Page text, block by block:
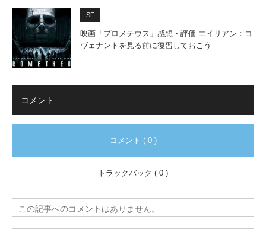
SF
映画「プロメテウス」感想・評価‐エイリアン：コ
ヴェナントを見る前に復習しておこう
コメント
コメント ( 0 )
トラックバック ( 0 )
この記事へのコメントはありません。